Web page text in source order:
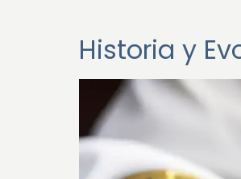
Historia y